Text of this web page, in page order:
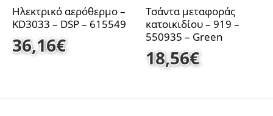
Ηλεκτρικό αερόθερμο –
KD3033 – DSP – 615549
36,16€
Τσάντα μεταφοράς
κατοικιδίου – 919 –
550935 – Green
18,56€